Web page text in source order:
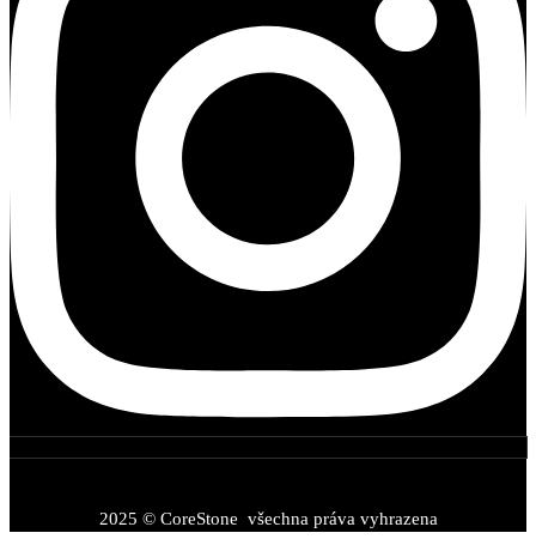
2025 © CoreStone všechna práva vyhrazena